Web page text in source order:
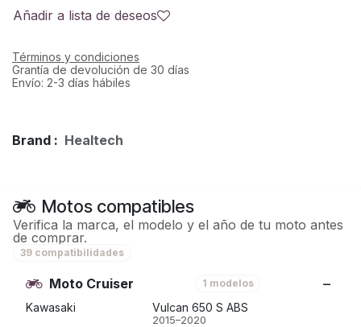
Añadir a lista de deseos
Términos y condiciones
Grantía de devolución de 30 días
Envío: 2-3 días hábiles
Brand : Healtech
Motos compatibles
Verifica la marca, el modelo y el año de tu moto antes
de comprar.
39 compatibilidades
Moto Cruiser 1 modelos
Kawasaki Vulcan 650 S ABS
2015–2020